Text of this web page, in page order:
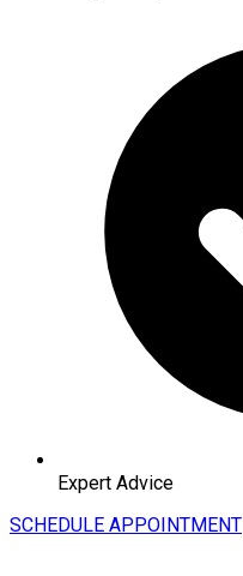
Expert Advice
SCHEDULE APPOINTMENT